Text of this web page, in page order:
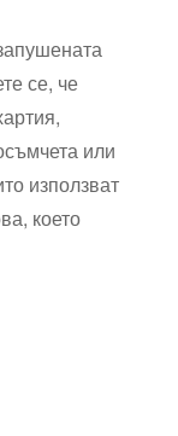
се, че
или
използват
което